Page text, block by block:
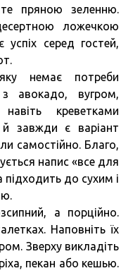
пряною зеленню.
ложечкою
успіх серед гостей,
немає потреби
з авокадо, вугром,
креветками
завжди є варіант
самостійно. Благо,
напис «все для
підходить до сухим і
а порційно.
Наповніть їх
Зверху викладіть
пекан або кешью.